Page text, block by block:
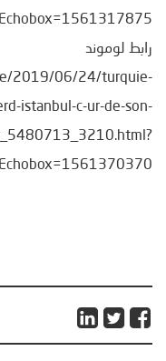
رابط لوموند
2019/06/24/turquie-
istanbul-c-ur-de-son-